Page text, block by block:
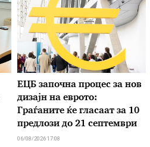
ЕЦБ започна процес за нов
дизајн на еврото:
Граѓаните ќе гласаат за 10
предлози до 21 септември
06/08/2026 17:08